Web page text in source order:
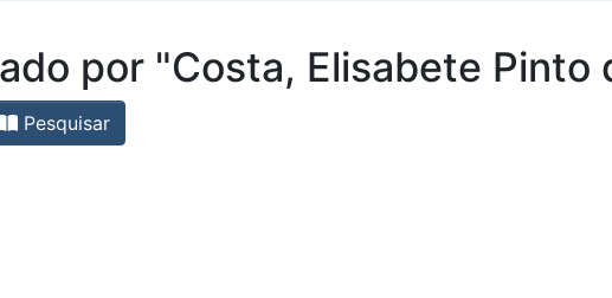
por "Costa, Elisabete Pinto
Pesquisar